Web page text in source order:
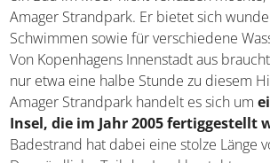
Wer sich entschieden hat, den
Kopenhagen zu verbringen und die
ein Bad im Meer nicht verlassen
den Amager Strandpark. Er bietet sich
Schwimmen sowie für verschiedene
an. Von Kopenhagens Innenstadt aus
Bahn nur etwa eine halbe Stunde zu
Bei dem Amager Strandpark handelt es